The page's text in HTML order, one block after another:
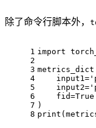
除了命令行脚本外，
1
2
3
4
5
6
7
8
import
    input1=
    input2=
    fid=
True
)
print